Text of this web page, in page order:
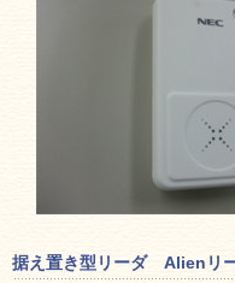
据え置き型リーダ Alienリ